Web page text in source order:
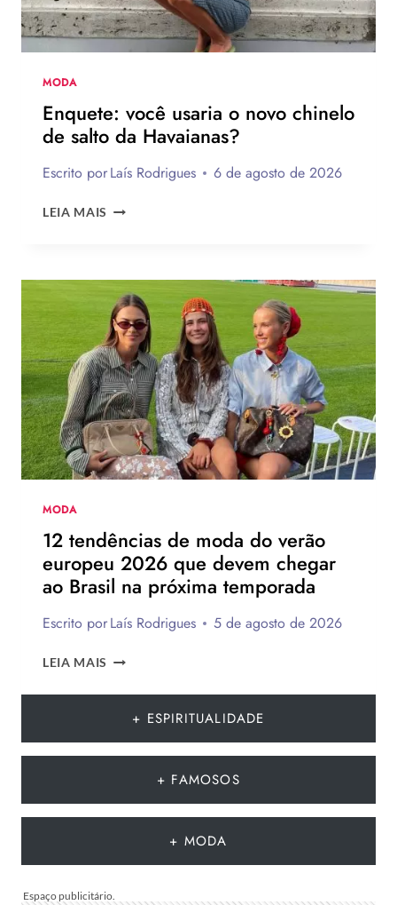
MODA
Enquete: você usaria o novo chinelo
de salto da Havaianas?
Escrito porLaís Rodrigues 6 de agosto de 2026
LEIA MAIS ENQUETE:
NOVO
CHINELO
DE
SALTO
DA
HAVAIANAS?
MODA
12 tendências de moda do verão
europeu 2026 que devem chegar
ao Brasil na próxima temporada
Escrito porLaís Rodrigues 5 de agosto de 2026
LEIA MAIS
DE
MODA
QUE
AO
NA
+ ESPIRITUALIDADE
+ FAMOSOS
+ MODA